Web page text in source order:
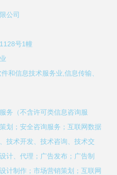
公司
号1幢
和信息技术服务业,信息传输、
务（不含许可类信息咨询服
划；安全咨询服务；互联网数据
技术开发、技术咨询、技术交
计、代理；广告发布；广告制
计制作；市场营销策划；互联网